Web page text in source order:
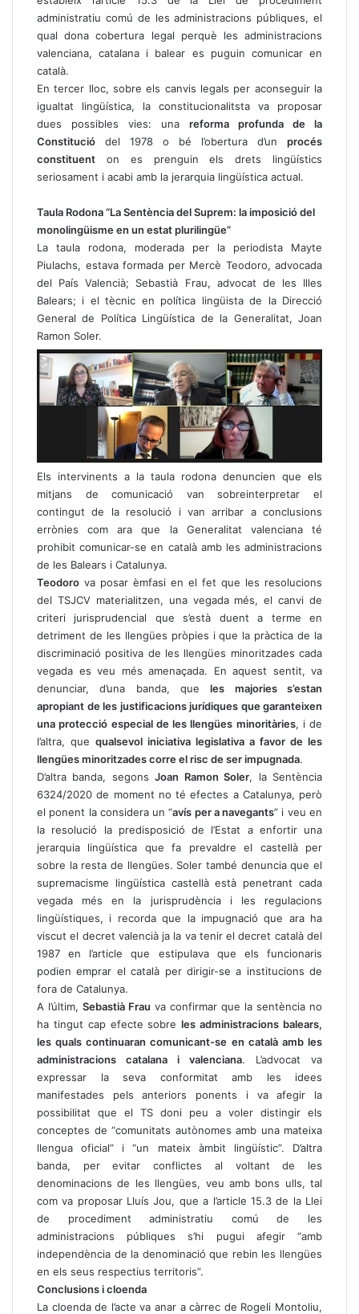
administratiu comú de les administracions públiques, el
qual dona cobertura legal perquè les administracions
valenciana, catalana i balear es puguin comunicar en
català.
En tercer lloc, sobre els canvis legals per aconseguir la
igualtat lingüística, la constitucionalitsta va proposar
dues possibles vies: una reforma profunda de la
Constitució del 1978 o bé l’obertura d’un procés
constituent on es prenguin els drets lingüístics
seriosament i acabi amb la jerarquia lingüística actual.
Taula Rodona “La Sentència del Suprem: la imposició del
monolingüisme en un estat plurilingüe”
La taula rodona, moderada per la periodista Mayte
Piulachs, estava formada per Mercè Teodoro, advocada
del País Valencià; Sebastià Frau, advocat de les Illes
Balears; i el tècnic en política lingüista de la Direcció
General de Política Lingüística de la Generalitat, Joan
Ramon Soler.
Els intervinents a la taula rodona denuncien que els
mitjans de comunicació van sobreinterpretar el
contingut de la resolució i van arribar a conclusions
errònies com ara que la Generalitat valenciana té
prohibit comunicar-se en català amb les administracions
de les Balears i Catalunya.
Teodoro va posar èmfasi en el fet que les resolucions
del TSJCV materialitzen, una vegada més, el canvi de
criteri jurisprudencial que s’està duent a terme en
detriment de les llengües pròpies i que la pràctica de la
discriminació positiva de les llengües minoritzades cada
vegada es veu més amenaçada. En aquest sentit, va
denunciar, d’una banda, queles majories s’estan
apropiant de les justificacions jurídiques que garanteixen
una protecció especial de les llengües minoritàries, i de
l’altra, que qualsevol iniciativa legislativa a favor de les
llengües minoritzades corre el risc de ser impugnada.
D’altra banda, segonsJoan Ramon Soler, la Sentència
6324/2020 de moment no té efectes a Catalunya, però
el ponent la considera un “avís per a navegants” i veu en
la resolució la predisposició de l’Estat a enfortir una
jerarquia lingüística que fa prevaldre el castellà per
sobre la resta de llengües. Soler també denuncia que el
supremacisme lingüística castellà està penetrant cada
vegada més en la jurisprudència i les regulacions
lingüístiques, i recorda que la impugnació que ara ha
viscut el decret valencià ja la va tenir el decret català del
1987 en l’article que estipulava que els funcionaris
podien emprar el català per dirigir-se a institucions de
fora de Catalunya.
A l’últim, Sebastià Frau va confirmar que la sentència no
ha tingut cap efecte sobreles administracions balears,
les quals continuaran comunicant-se en català amb les
administracions catalana i valenciana. L’advocat va
expressar la seva conformitat amb les idees
manifestades pels anteriors ponents i va afegir la
possibilitat que el TS doni peu a voler distingir els
conceptes de “comunitats autònomes amb una mateixa
llengua oficial” i “un mateix àmbit lingüístic”. D’altra
banda, per evitar conflictes al voltant de les
denominacions de les llengües, veu amb bons ulls, tal
com va proposar Lluís Jou, que a l’article 15.3 de la Llei
de procediment administratiu comú de les
administracions públiques s’hi pugui afegir “amb
independència de la denominació que rebin les llengües
en els seus respectius territoris”.
Conclusions i cloenda
La cloenda de l’acte va anar a càrrec de Rogeli Montoliu,